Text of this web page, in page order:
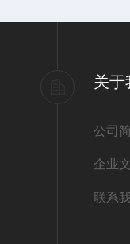
关于
公司
企业
联系